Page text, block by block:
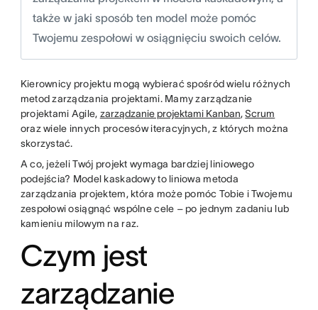
także w jaki sposób ten model może pomóc
Twojemu zespołowi w osiągnięciu swoich celów.
Kierownicy projektu mogą wybierać spośród wielu różnych
metod zarządzania projektami. Mamy zarządzanie
projektami Agile, zarządzanie projektami Kanban,Scrum
oraz wiele innych procesów iteracyjnych, z których można
skorzystać.
A co, jeżeli Twój projekt wymaga bardziej liniowego
podejścia? Model kaskadowy to liniowa metoda
zarządzania projektem, która może pomóc Tobie i Twojemu
zespołowi osiągnąć wspólne cele – po jednym zadaniu lub
kamieniu milowym na raz.
Czym jest
zarządzanie